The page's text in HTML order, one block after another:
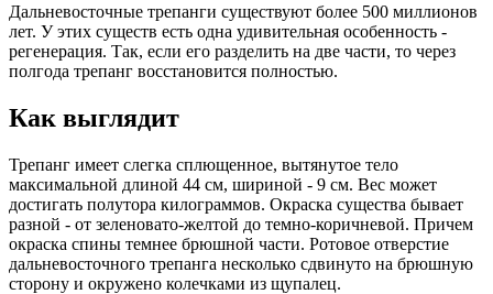
Дальневосточные трепанги существуют более 500 миллионов
лет. У этих существ есть одна удивительная особенность -
регенерация. Так, если его разделить на две части, то через
полгода трепанг восстановится полностью.
Как выглядит
Трепанг имеет слегка сплющенное, вытянутое тело
максимальной длиной 44 см, шириной - 9 см. Вес может
достигать полутора килограммов. Окраска существа бывает
разной - от зеленовато-желтой до темно-коричневой. Причем
окраска спины темнее брюшной части. Ротовое отверстие
дальневосточного трепанга несколько сдвинуто на брюшную
сторону и окружено колечками из щупалец.